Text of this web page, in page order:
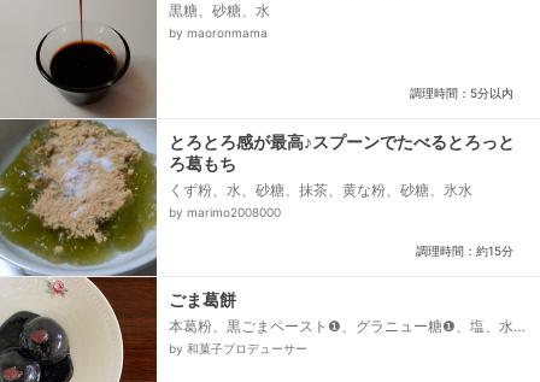
黒糖、砂糖、水
by maoronmama
調理時間：5分以内
とろとろ感が最高♪スプーンでたべるとろっと
ろ葛もち
くず粉、水、砂糖、抹茶、黄な粉、砂糖、氷水
by marimo2008000
調理時間：約15分
ごま葛餅
本葛粉、黒ごまペースト❶、グラニュー糖❶、塩、水
❶、黒ごまペースト❷、黒煎りごま、グラニュー糖❷、
by 和菓子プロデューサー